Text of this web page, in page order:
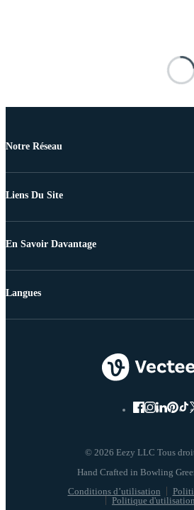
Notre Réseau
Liens Du Site
En Savoir Davantage
© 2026 Eezy LLC Tous
Conditions d’utilisation
Politique
Langues